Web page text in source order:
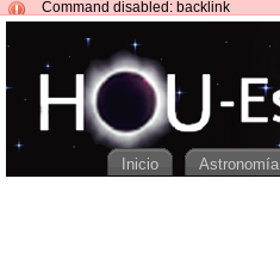
Command disabled: backlink
[[
matematicas
Inicio Astronomía